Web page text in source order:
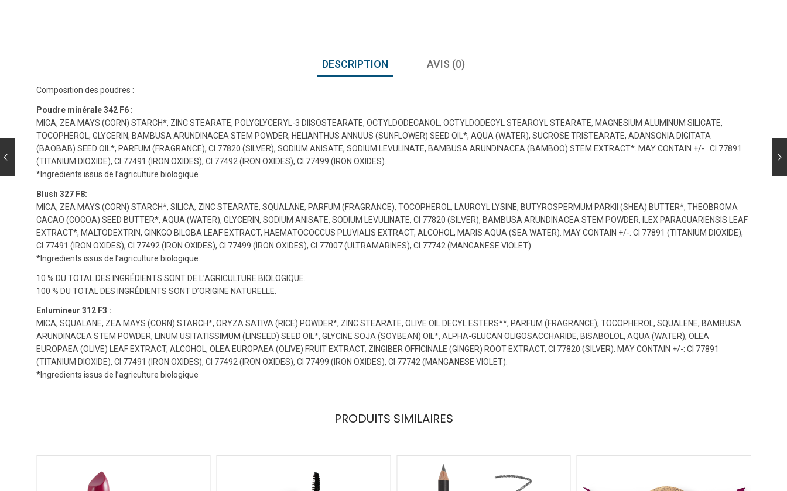
DESCRIPTION AVIS (0)
Composition des poudres :
Poudre minérale 342 F6 :
MICA, ZEA MAYS (CORN) STARCH*, ZINC STEARATE, POLYGLYCERYL-3 DIISOSTEARATE, OCTYLDODECANOL, OCTYLDODECYL STEAROYL STEARATE, MAGNESIUM ALUMINUM SILICATE,
TOCOPHEROL, GLYCERIN, BAMBUSA ARUNDINACEA STEM POWDER, HELIANTHUS ANNUUS (SUNFLOWER) SEED OIL*, AQUA (WATER), SUCROSE TRISTEARATE, ADANSONIA DIGITATA
(BAOBAB) SEED OIL*, PARFUM (FRAGRANCE), CI 77820 (SILVER), SODIUM ANISATE, SODIUM LEVULINATE, BAMBUSA ARUNDINACEA (BAMBOO) STEM EXTRACT*. MAY CONTAIN +/- : CI 77891
(TITANIUM DIOXIDE), CI 77491 (IRON OXIDES), CI 77492 (IRON OXIDES), CI 77499 (IRON OXIDES).
*Ingredients issus de l’agriculture biologique
Blush 327 F8:
MICA, ZEA MAYS (CORN) STARCH*, SILICA, ZINC STEARATE, SQUALANE, PARFUM (FRAGRANCE), TOCOPHEROL, LAUROYL LYSINE, BUTYROSPERMUM PARKII (SHEA) BUTTER*, THEOBROMA
CACAO (COCOA) SEED BUTTER*, AQUA (WATER), GLYCERIN, SODIUM ANISATE, SODIUM LEVULINATE, CI 77820 (SILVER), BAMBUSA ARUNDINACEA STEM POWDER, ILEX PARAGUARIENSIS LEAF
EXTRACT*, MALTODEXTRIN, GINKGO BILOBA LEAF EXTRACT, HAEMATOCOCCUS PLUVIALIS EXTRACT, ALCOHOL, MARIS AQUA (SEA WATER). MAY CONTAIN +/-: CI 77891 (TITANIUM DIOXIDE),
CI 77491 (IRON OXIDES), CI 77492 (IRON OXIDES), CI 77499 (IRON OXIDES), CI 77007 (ULTRAMARINES), CI 77742 (MANGANESE VIOLET).
*Ingredients issus de l’agriculture biologique.
10 % DU TOTAL DES INGRÉDIENTS SONT DE L’AGRICULTURE BIOLOGIQUE.
100 % DU TOTAL DES INGRÉDIENTS SONT D’ORIGINE NATURELLE.
Enlumineur 312 F3 :
MICA, SQUALANE, ZEA MAYS (CORN) STARCH*, ORYZA SATIVA (RICE) POWDER*, ZINC STEARATE, OLIVE OIL DECYL ESTERS**, PARFUM (FRAGRANCE), TOCOPHEROL, SQUALENE, BAMBUSA
ARUNDINACEA STEM POWDER, LINUM USITATISSIMUM (LINSEED) SEED OIL*, GLYCINE SOJA (SOYBEAN) OIL*, ALPHA-GLUCAN OLIGOSACCHARIDE, BISABOLOL, AQUA (WATER), OLEA
EUROPAEA (OLIVE) LEAF EXTRACT, ALCOHOL, OLEA EUROPAEA (OLIVE) FRUIT EXTRACT, ZINGIBER OFFICINALE (GINGER) ROOT EXTRACT, CI 77820 (SILVER). MAY CONTAIN +/-: CI 77891
(TITANIUM DIOXIDE), CI 77491 (IRON OXIDES), CI 77492 (IRON OXIDES), CI 77499 (IRON OXIDES), CI 77742 (MANGANESE VIOLET).
*Ingredients issus de l’agriculture biologique
PRODUITS SIMILAIRES